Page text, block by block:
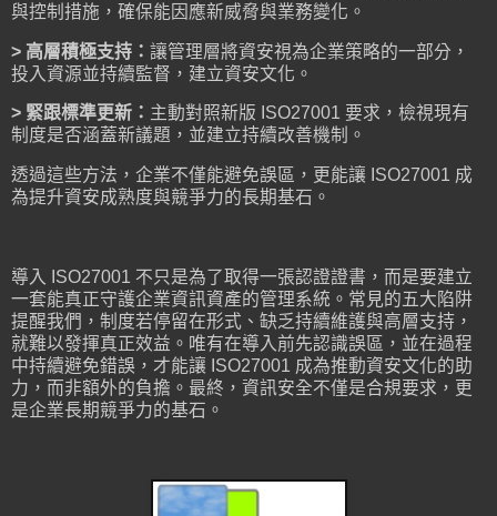
與控制措施，確保能因應新威脅與業務變化。
> 高層積極支持： 讓管理層將資安視為企業策略的一部分，
投入資源並持續監督，建立資安文化。
> 緊跟標準更新： 主動對照新版 ISO27001 要求，檢視現有
制度是否涵蓋新議題，並建立持續改善機制。
透過這些方法，企業不僅能避免誤區，更能讓 ISO27001 成
為提升資安成熟度與競爭力的長期基石。
導入 ISO27001 不只是為了取得一張認證證書，而是要建立
一套能真正守護企業資訊資產的管理系統。常見的五大陷阱
提醒我們，制度若停留在形式、缺乏持續維護與高層支持，
就難以發揮真正效益。唯有在導入前先認識誤區，並在過程
中持續避免錯誤，才能讓 ISO27001 成為推動資安文化的助
力，而非額外的負擔。最終，資訊安全不僅是合規要求，更
是企業長期競爭力的基石。